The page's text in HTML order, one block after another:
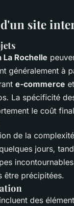
site
Rochelle
généralement à
e-commerce
La spécificité
le coût
de la
jours,
être précipitées.
incluent des